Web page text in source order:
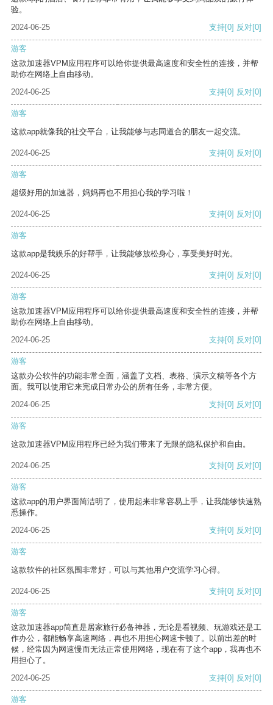
验。
2024-06-25
支持[0] 反对[0]
游客
这款加速器VPM应用程序可以给你提供最高速度和安全性的连接，并帮
助你在网络上自由移动。
2024-06-25
支持[0] 反对[0]
游客
这款app就像我的社交平台，让我能够与志同道合的朋友一起交流。
2024-06-25 支持[0] 反对[0]
游客
超级好用的加速器，妈妈再也不用担心我的学习啦！
2024-06-25 支持[0] 反对[0]
游客
这款app是我娱乐的好帮手，让我能够放松身心，享受美好时光。
2024-06-25 支持[0] 反对[0]
游客
这款加速器VPM应用程序可以给你提供最高速度和安全性的连接，并帮
助你在网络上自由移动。
2024-06-25
支持[0] 反对[0]
游客
这款办公软件的功能非常全面，涵盖了文档、表格、演示文稿等各个方
面。我可以使用它来完成日常办公的所有任务，非常方便。
2024-06-25
支持[0] 反对[0]
游客
这款加速器VPM应用程序已经为我们带来了无限的隐私保护和自由。
2024-06-25 支持[0] 反对[0]
游客
这款app的用户界面简洁明了，使用起来非常容易上手，让我能够快速熟
悉操作。
2024-06-25
支持[0] 反对[0]
游客
这款软件的社区氛围非常好，可以与其他用户交流学习心得。
2024-06-25 支持[0] 反对[0]
游客
这款加速器app简直是居家旅行必备神器，无论是看视频、玩游戏还是工
作办公，都能畅享高速网络，再也不用担心网速卡顿了。以前出差的时
候，经常因为网速慢而无法正常使用网络，现在有了这个app，我再也不
用担心了。
2024-06-25
支持[0] 反对[0]
游客